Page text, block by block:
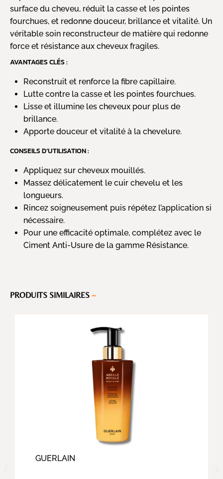
surface du cheveu, réduit la casse et les pointes
fourchues, et redonne douceur, brillance et vitalité. Un
véritable soin reconstructeur de matière qui redonne
force et résistance aux cheveux fragiles.
AVANTAGES CLÉS :
Reconstruit et renforce la fibre capillaire.
Lutte contre la casse et les pointes fourchues.
Lisse et illumine les cheveux pour plus de
brillance.
Apporte douceur et vitalité à la chevelure.
CONSEILS D’UTILISATION :
Appliquez sur cheveux mouillés.
Massez délicatement le cuir chevelu et les
longueurs.
Rincez soigneusement puis répétez l’application si
nécessaire.
Pour une efficacité optimale, complétez avec le
Ciment Anti-Usure de la gamme Résistance.
PRODUITS SIMILAIRES ~
GUERLAIN